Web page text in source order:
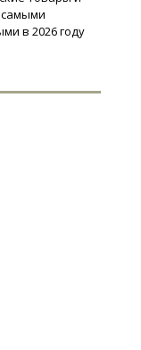
самыми
в 2026 году